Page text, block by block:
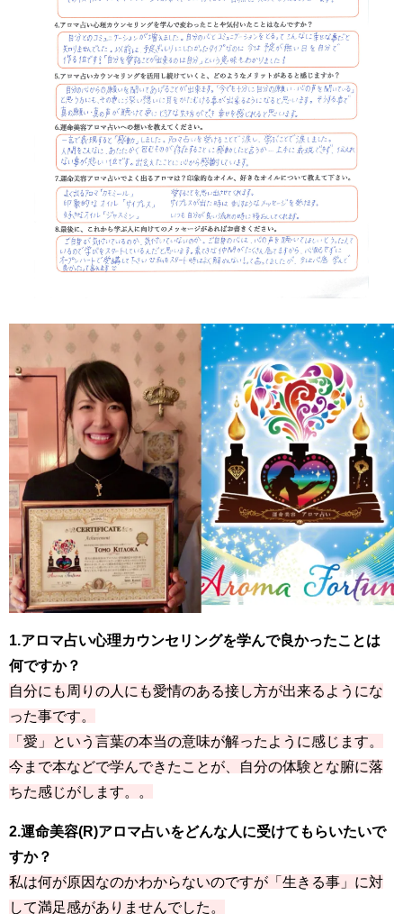
1.アロマ占い心理カウンセリングを学んで良かったことは
何ですか？
自分にも周りの人にも愛情のある接し方が出来るようにな
った事です。
「愛」という言葉の本当の意味が解ったように感じます。
今まで本などで学んできたことが、自分の体験とな腑に落
ちた感じがします。。
2.運命美容(R)アロマ占いをどんな人に受けてもらいたいで
すか？
私は何が原因なのかわからないのですが「生きる事」に対
して満足感がありませんでした。